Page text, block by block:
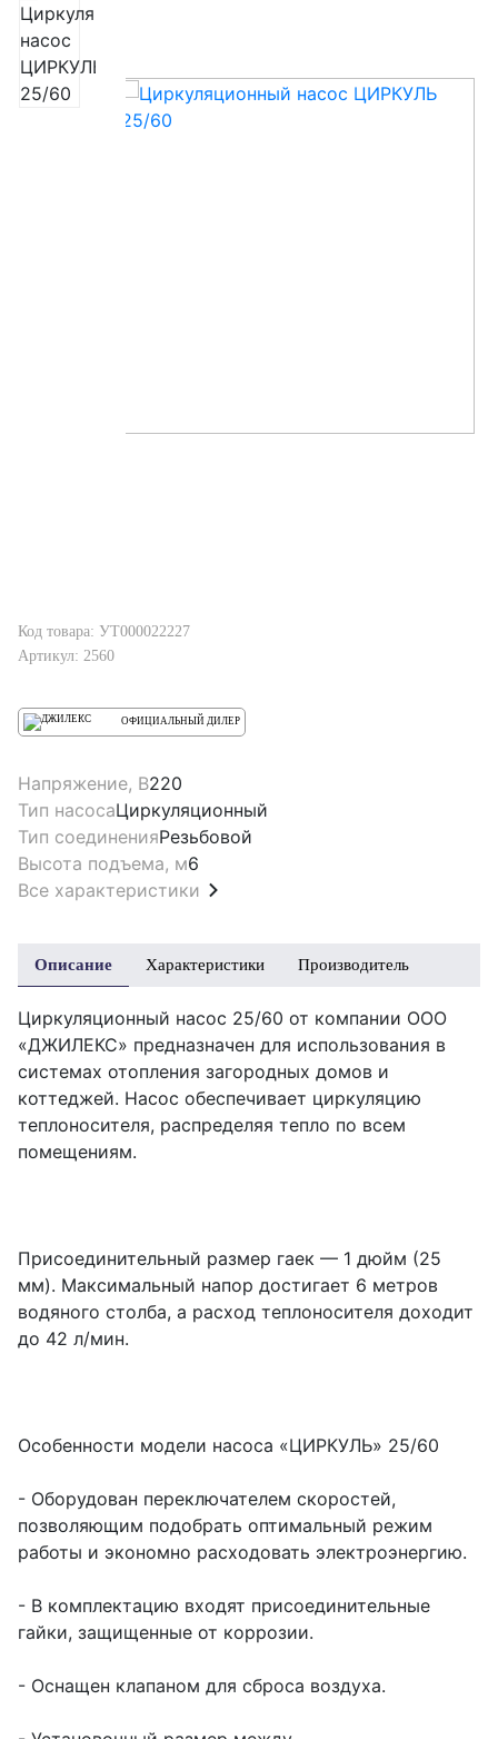
Код товара: УТ000022227
Артикул: 2560
ОФИЦИАЛЬНЫЙ ДИЛЕР
Напряжение, В220
Тип насосаЦиркуляционный
Тип соединенияРезьбовой
Высота подъема, м6
Все характеристики
Описание Характеристики Производитель
Циркуляционный насос 25/60 от компании ООО
«ДЖИЛЕКС» предназначен для использования в
системах отопления загородных домов и
коттеджей. Насос обеспечивает циркуляцию
теплоносителя, распределяя тепло по всем
помещениям.
Присоединительный размер гаек — 1 дюйм (25
мм). Максимальный напор достигает 6 метров
водяного столба, а расход теплоносителя доходит
до 42 л/мин.
Особенности модели насоса «ЦИРКУЛЬ» 25/60
- Оборудован переключателем скоростей,
позволяющим подобрать оптимальный режим
работы и экономно расходовать электроэнергию.
- В комплектацию входят присоединительные
гайки, защищенные от коррозии.
- Оснащен клапаном для сброса воздуха.